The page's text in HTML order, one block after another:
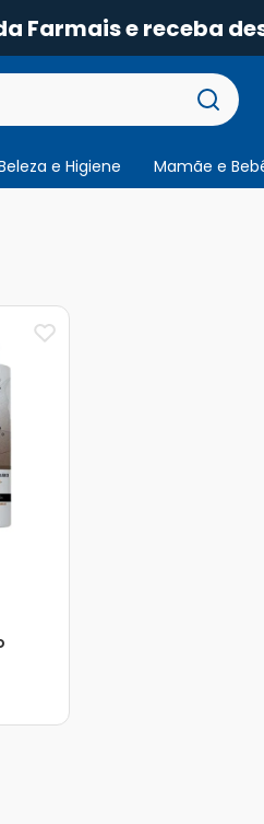
Farmais e receba
e Higiene Mamãe e